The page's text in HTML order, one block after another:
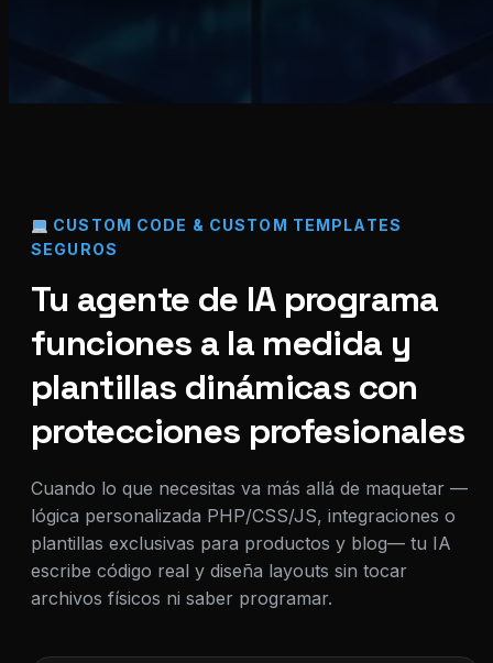
CUSTOM CODE & CUSTOM TEMPLATES
SEGUROS
Tu agente de IA programa
funciones a la medida y
plantillas dinámicas con
protecciones profesionales
Cuando lo que necesitas va más allá de maquetar —
lógica personalizada PHP/CSS/JS, integraciones o
plantillas exclusivas para productos y blog— tu IA
escribe código real y diseña layouts sin tocar
archivos físicos ni saber programar.